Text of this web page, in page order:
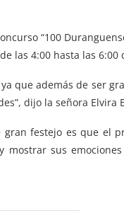
“100
las 4:00 hasta las 6:00
que además de ser
dijo la señora Elvira
festejo es que el
sus